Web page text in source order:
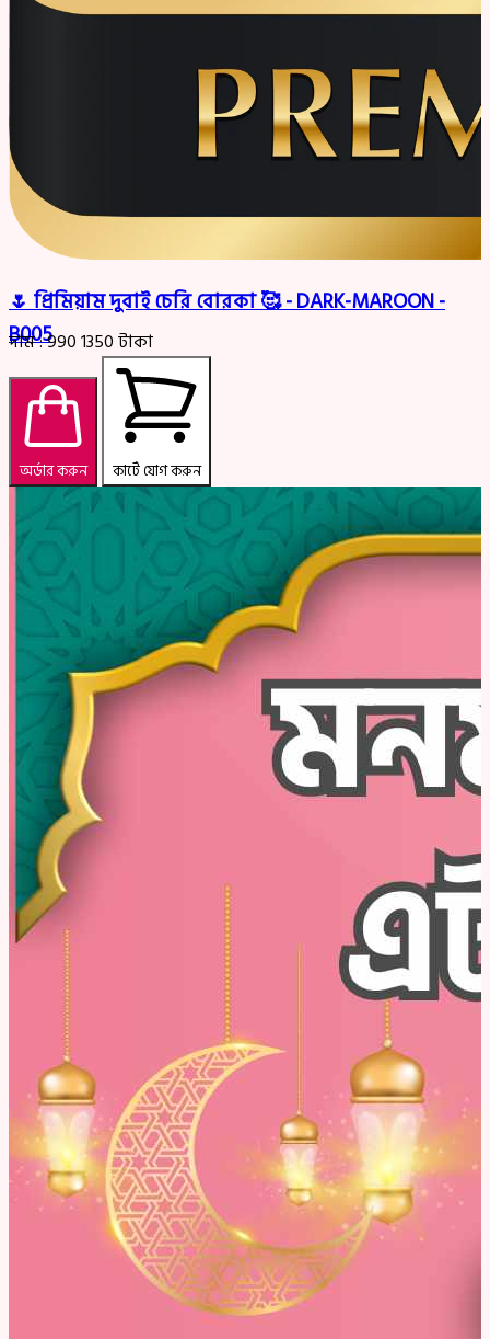
🌷 প্রিমিয়াম দুবাই চেরি বোরকা 🥰 - DARK-MAROON -
B005
দাম :9901350টাকা
অর্ডার করুন কার্টে যোগ করুন